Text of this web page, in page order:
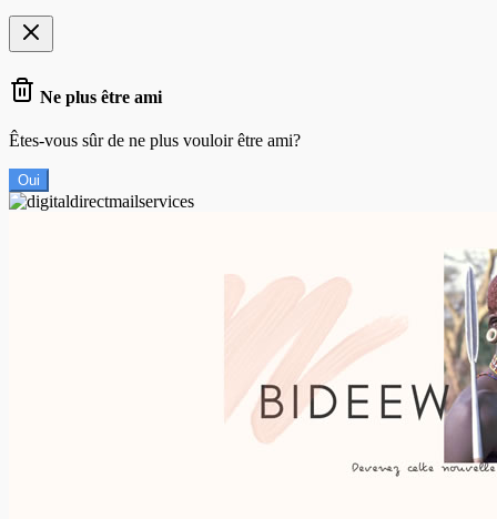
Ne plus être ami
Êtes-vous sûr de ne plus vouloir être ami?
Oui